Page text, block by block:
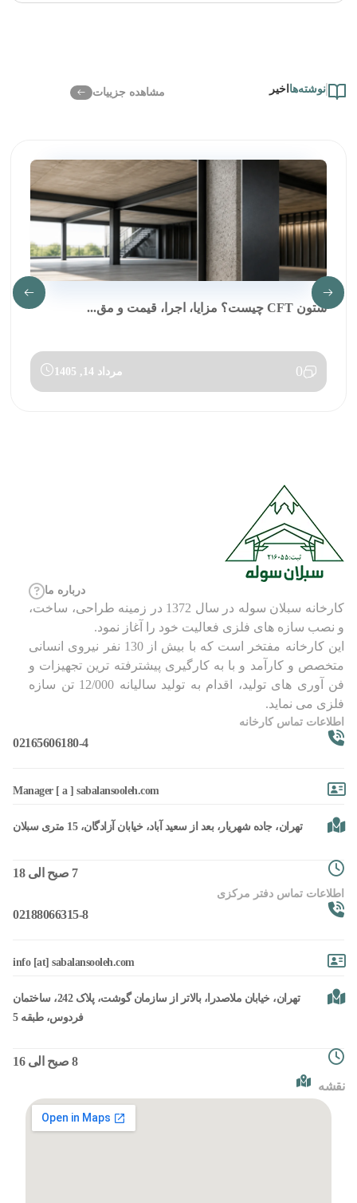
نوشته‌ها اخیر مشاهده جزییات
ستون CFT چیست؟ مزایا، اجرا، قیمت و مق...
0 مرداد 14, 1405
درباره ما
کارخانه سبلان سوله در سال 1372 در زمینه طراحی، ساخت،
و نصب سازه های فلزی فعالیت خود را آغاز نمود.
این کارخانه مفتخر است که با بیش از 130 نفر نیروی انسانی
متخصص و کارآمد و با به کارگیری پیشترفته ترین تجهیزات و
فن آوری های تولید، اقدام به تولید سالیانه 12/000 تن سازه
فلزی می نماید.
اطلاعات تماس کارخانه
02165606180-4
Manager [ a ] sabalansooleh.com
تهران، جاده شهریار، بعد از سعید آباد، خیابان آزادگان، 15 متری سبلان
7 صبح الی 18
اطلاعات تماس دفتر مرکزی
02188066315-8
info [at] sabalansooleh.com
تهران، خیابان ملاصدرا، بالاتر از سازمان گوشت، پلاک 242، ساختمان
فردوس، طبقه 5
8 صبح الی 16
نقشه